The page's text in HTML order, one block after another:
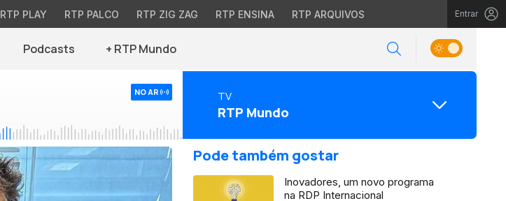
RTP PLAY RTP PALCO RTP ZIG ZAG RTP ENSINA RTP ARQUIVOS Entrar
Podcasts + RTP Mundo
NO AR TV
RTP Mundo
Pode também gostar
Inovadores, um novo programa
na RDP Internacional